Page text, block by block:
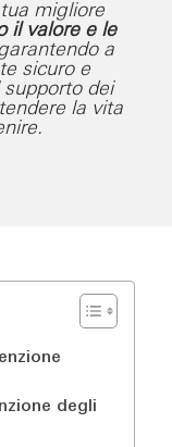
migliore
il valore e le
a
sicuro e
dei
la vita
degli